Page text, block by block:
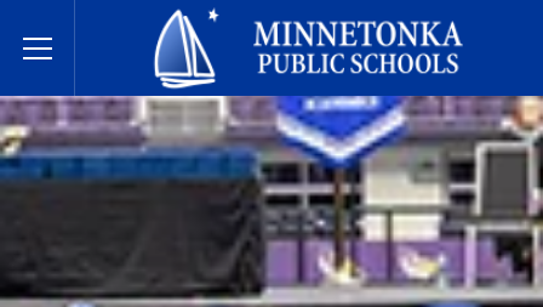
Toggle Menu
Escuelas Públicas de Minnetonka